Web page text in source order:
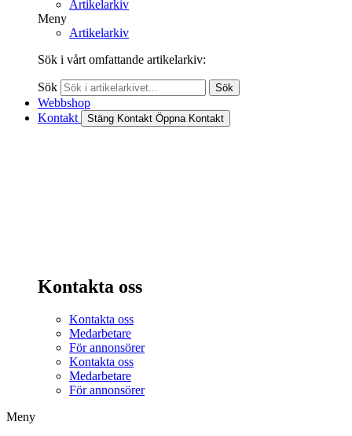
Artikelarkiv
Meny
Artikelarkiv
Sök i vårt omfattande artikelarkiv:
Sök Sök
Webbshop
Kontakt
Stäng Kontakt Öppna Kontakt
Kontakta oss
Kontakta oss
Medarbetare
För annonsörer
Kontakta oss
Medarbetare
För annonsörer
Meny